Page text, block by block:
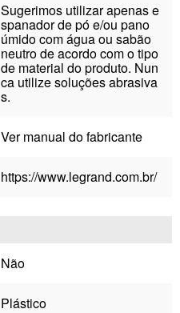
Sugerimos utilizar apenas e
spanador de pó e/ou pano
úmido com água ou sabão
neutro de acordo com o tipo
de material do produto. Nun
ca utilize soluções abrasiva
s.
Ver manual do fabricante
https://www.legrand.com.br/
Não
Plástico